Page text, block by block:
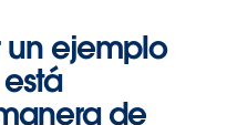
un ejemplo
de